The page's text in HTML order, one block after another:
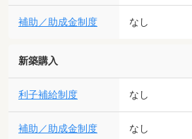
補助／助成金制度 なし
新築購入
利子補給制度 なし
補助／助成金制度 なし